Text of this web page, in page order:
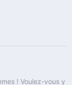
! Voulez-vous y